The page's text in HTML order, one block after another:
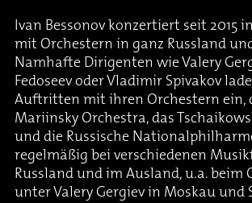
Ivan Bessonov konzertiert seit 2015
mit Orchestern in ganz Russland
Namhafte Dirigenten wie Valery
Fedoseev oder Vladimir Spivakov
Auftritten mit ihren Orchestern ein,
Mariinsky Orchestra, das
und die Russische
regelmäßig bei verschiedenen
Russland und im Ausland, u.a. beim
unter Valery Gergiev in Moskau und